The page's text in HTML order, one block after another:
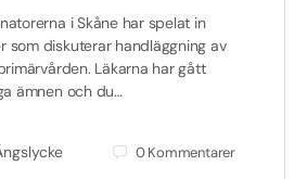
i Skåne har spelat in
som diskuterar handläggning av
Läkarna har gått
ämnen och du…
0Kommentarer